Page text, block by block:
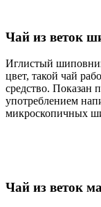
Чай из веток
Иглистый
цвет, такой чай
средство. Показан
употреблением
микроскопичных
Чай из веток